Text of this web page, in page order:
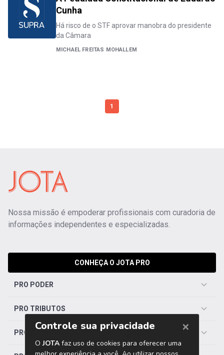
Cunha
Há risco de o STF aprovar manobra do presidente
da Câmara
MICHAEL FREITAS MOHALLEM
1
Nossa missão é empoderar profissionais com curadoria de
informações independentes e especializadas.
CONHEÇA O JOTA PRO
PRO PODER
PRO TRIBUTOS
PRO TRABALHISTA